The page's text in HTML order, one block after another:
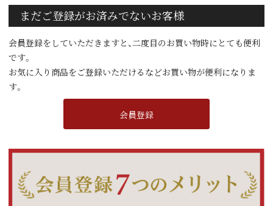
まだご登録がお済みでないお客様
会員登録をしていただきますと、二度目のお買い物時にとても便利
です。
お気に入り商品をご登録いただけるなどお買い物が便利になりま
す。
会員登録